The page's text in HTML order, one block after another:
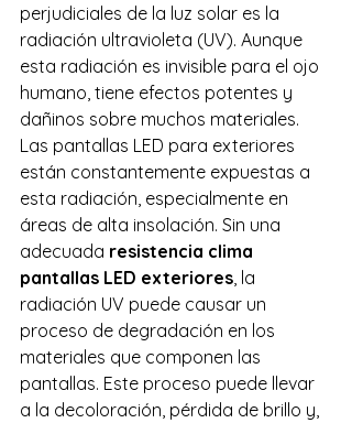
perjudiciales de la luz solar es la
radiación ultravioleta (UV). Aunque
esta radiación es invisible para el ojo
humano, tiene efectos potentes y
dañinos sobre muchos materiales.
Las pantallas LED para exteriores
están constantemente expuestas a
esta radiación, especialmente en
áreas de alta insolación. Sin una
adecuada resistencia clima
pantallas LED exteriores, la
radiación UV puede causar un
proceso de degradación en los
materiales que componen las
pantallas. Este proceso puede llevar
a la decoloración, pérdida de brillo y,